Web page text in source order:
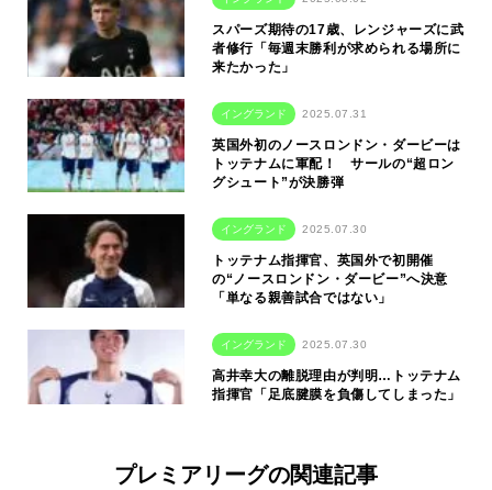
スパーズ期待の17歳、レンジャーズに武
者修行「毎週末勝利が求められる場所に
来たかった」
イングランド 2025.07.31
英国外初のノースロンドン・ダービーは
トッテナムに軍配！ サールの“超ロン
グシュート”が決勝弾
イングランド 2025.07.30
トッテナム指揮官、英国外で初開催
の“ノースロンドン・ダービー”へ決意
「単なる親善試合ではない」
イングランド 2025.07.30
高井幸大の離脱理由が判明…トッテナム
指揮官「足底腱膜を負傷してしまった」
プレミアリーグの関連記事